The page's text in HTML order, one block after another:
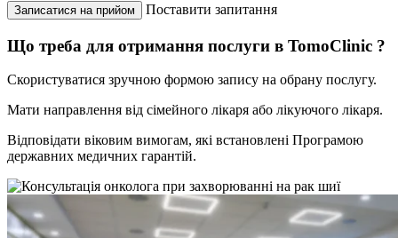
Записатися на прийом Поставити запитання
Що треба для отримання послуги в TomoClinic ?
Скористуватися зручною формою запису на обрану послугу.
Мати направлення від сімейного лікаря або лікуючого лікаря.
Відповідати віковим вимогам, які встановлені Програмою
державних медичних гарантій.